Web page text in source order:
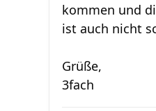
kommen und
ist auch nicht
Grüße,
3fach